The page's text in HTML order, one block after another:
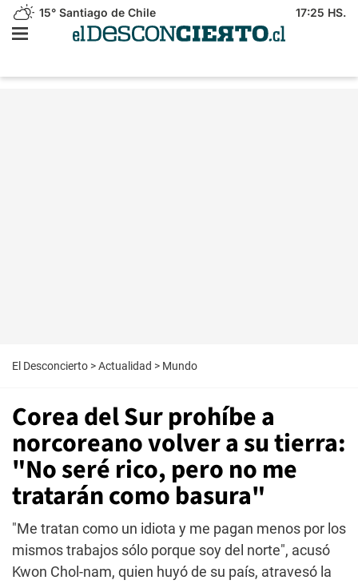
15° Santiago de Chile 17:25 HS.
El Desconcierto >Actualidad > Mundo
Corea del Sur prohíbe a
norcoreano volver a su tierra:
"No seré rico, pero no me
tratarán como basura"
"Me tratan como un idiota y me pagan menos por los
mismos trabajos sólo porque soy del norte", acusó
Kwon Chol-nam, quien huyó de su país, atravesó la